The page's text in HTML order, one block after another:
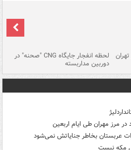
لحظه انفجار جایگاه CNG "صحنه" در
دوربین مداربسته
عربستان بخاطر جنایاتش نمی‌شود
مکه نیست